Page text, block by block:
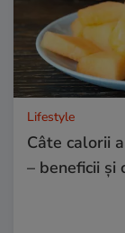
Lifestyle
Câte calorii
– beneficii și